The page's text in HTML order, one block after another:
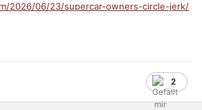
2026/06/23/supercar-owners-circle-jerk/
2